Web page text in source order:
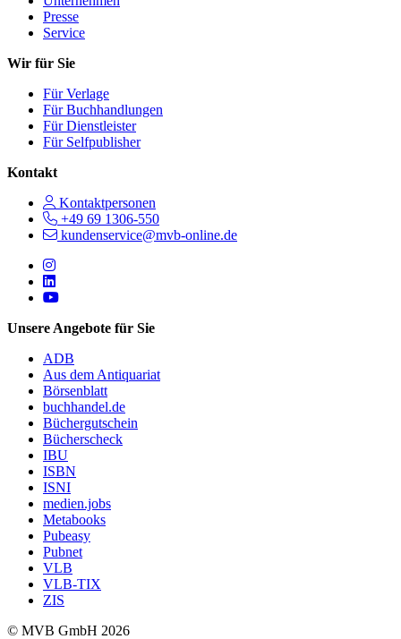
Presse
Service
Wir für Sie
Für Verlage
Für Buchhandlungen
Für Dienstleister
Für Selfpublisher
Kontakt
Kontaktpersonen
+49 69 1306-550
kundenservice@mvb-online.de
Follow us on https://www.instagram.com/lifeatmvb/
Follow us on https://www.linkedin.com/company/mvbbooks
Follow us on https://www.youtube.com/@mvbbooks
Unsere Angebote für Sie
ADB
Aus dem Antiquariat
Börsenblatt
buchhandel.de
Büchergutschein
Bücherscheck
IBU
ISBN
ISNI
medien.jobs
Metabooks
Pubeasy
Pubnet
VLB
VLB-TIX
ZIS
© MVB GmbH 2026